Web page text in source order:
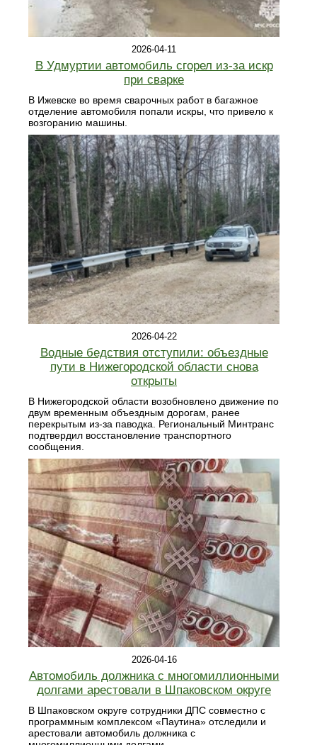
2026-04-11
В Удмуртии автомобиль сгорел из-за искр
при сварке
В Ижевске во время сварочных работ в багажное
отделение автомобиля попали искры, что привело к
возгоранию машины.
2026-04-22
Водные бедствия отступили: объездные
пути в Нижегородской области снова
открыты
В Нижегородской области возобновлено движение по
двум временным объездным дорогам, ранее
перекрытым из-за паводка. Региональный Минтранс
подтвердил восстановление транспортного
сообщения.
2026-04-16
Автомобиль должника с многомиллионными
долгами арестовали в Шпаковском округе
В Шпаковском округе сотрудники ДПС совместно с
программным комплексом «Паутина» отследили и
арестовали автомобиль должника с